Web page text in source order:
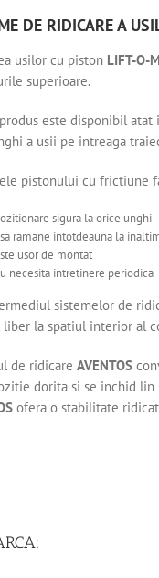
DE RIDICARE A
usilor cu piston LIFT-O-
superioare.
este disponibil
a usii pe intreaga
pistonului cu frictiune
sigura la orice unghi
ramane intotdeauna la
usor de montat
necesita intretinere periodica
sistemelor de
liber la spatiul interior al
de ridicare AVENTOS
dorita si se inchid lin
ofera o stabilitate